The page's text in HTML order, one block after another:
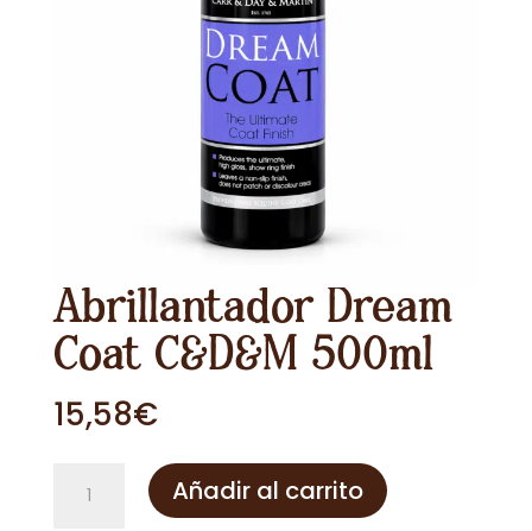
Abrillantador Dream
Coat C&D&M 500ml
15,58€
Abrillantador
Dream
Añadir al carrito